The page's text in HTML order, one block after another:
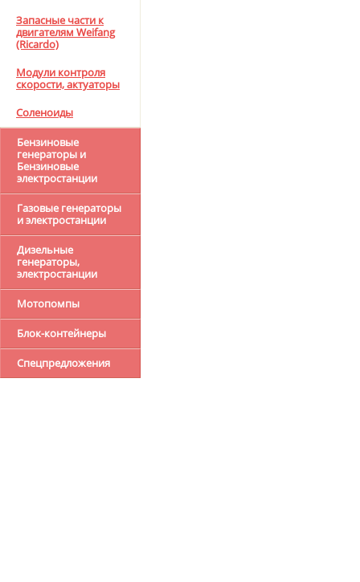
Запасные части к
двигателям Weifang
(Ricardo)
Модули контроля
скорости, актуаторы
Соленоиды
Бензиновые
генераторы и
Бензиновые
электростанции
Газовые генераторы
и электростанции
Дизельные
генераторы,
электростанции
Мотопомпы
Блок-контейнеры
Спецпредложения